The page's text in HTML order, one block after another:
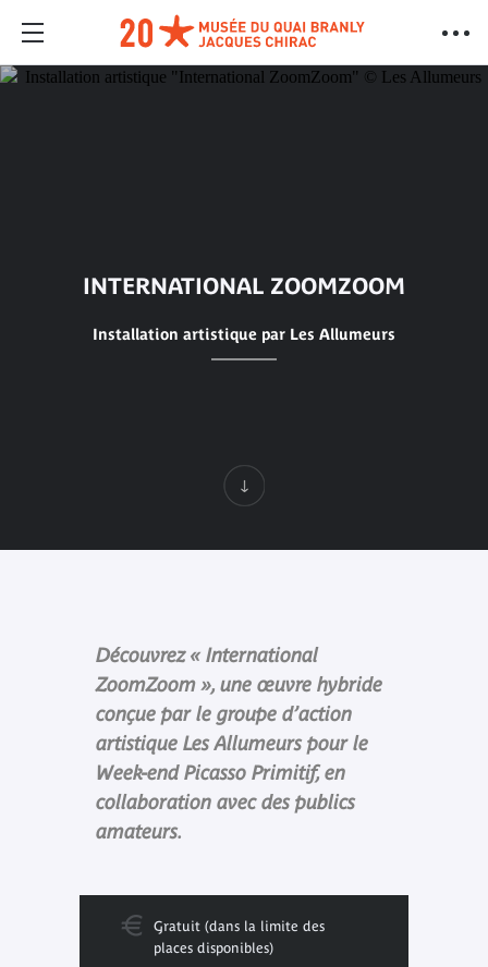
INTERNATIONAL ZOOMZOOM
Installation artistique par Les Allumeurs
Découvrez « International
ZoomZoom », une œuvre hybride
conçue par le groupe d’action
artistique Les Allumeurs pour le
Week-end Picasso Primitif, en
collaboration avec des publics
amateurs.
Gratuit (dans la limite des
places disponibles)